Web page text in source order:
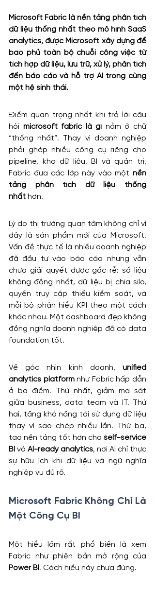
Microsoft Fabric là nền tảng phân tích
dữ liệu thống nhất theo mô hình SaaS
analytics, được Microsoft xây dựng để
bao phủ toàn bộ chuỗi công việc từ
tích hợp dữ liệu, lưu trữ, xử lý, phân tích
đến báo cáo và hỗ trợ AI trong cùng
một hệ sinh thái.
Điểm quan trọng nhất khi trả lời câu
hỏi microsoft fabric là gì nằm ở chữ
“thống nhất”. Thay vì doanh nghiệp
phải ghép nhiều công cụ riêng cho
pipeline, kho dữ liệu, BI và quản trị,
Fabric đưa các lớp này vào một nền
tảng phân tích dữ liệu thống
nhất hơn.
Lý do thị trường quan tâm không chỉ vì
đây là sản phẩm mới của Microsoft.
Vấn đề thực tế là nhiều doanh nghiệp
đã đầu tư vào báo cáo nhưng vẫn
chưa giải quyết được gốc rễ: số liệu
không đồng nhất, dữ liệu bị chia silo,
quyền truy cập thiếu kiểm soát, và
mỗi bộ phận hiểu KPI theo một cách
khác nhau. Một dashboard đẹp không
đồng nghĩa doanh nghiệp đã có data
foundation tốt.
Về góc nhìn kinh doanh, unified
analytics platform như Fabric hấp dẫn
ở ba điểm. Thứ nhất, giảm ma sát
giữa business, data team và IT. Thứ
hai, tăng khả năng tái sử dụng dữ liệu
thay vì sao chép nhiều lần. Thứ ba,
tạo nền tảng tốt hơn cho self-service
BI và AI-ready analytics, nơi AI chỉ thực
sự hữu ích khi dữ liệu và ngữ nghĩa
nghiệp vụ đủ rõ.
Microsoft Fabric Không Chỉ Là
Một Công Cụ BI
Một hiểu lầm rất phổ biến là xem
Power BI . Cách hiểu này chưa đúng.